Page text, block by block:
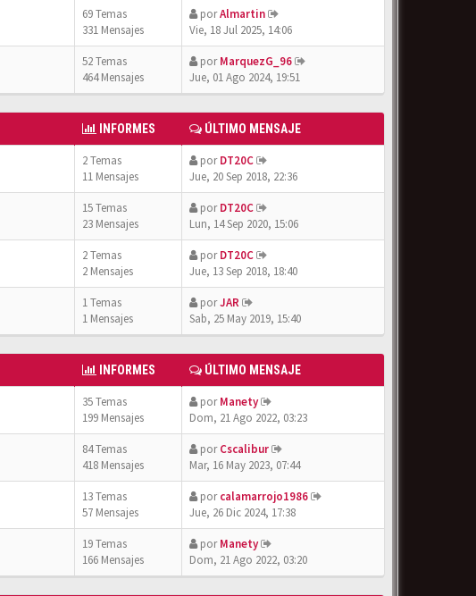
69 Temas
331 Mensajes
porAlmartin
Vie, 18 Jul 2025, 14:06
52 Temas
464 Mensajes
porMarquezG_96
Jue, 01 Ago 2024, 19:51
INFORMES ÚLTIMO MENSAJE
2 Temas
11 Mensajes
porDT20C
Jue, 20 Sep 2018, 22:36
15 Temas
23 Mensajes
porDT20C
Lun, 14 Sep 2020, 15:06
2 Temas
2 Mensajes
porDT20C
Jue, 13 Sep 2018, 18:40
1 Temas
1 Mensajes
porJAR
Sab, 25 May 2019, 15:40
INFORMES ÚLTIMO MENSAJE
35 Temas
199 Mensajes
porManety
Dom, 21 Ago 2022, 03:23
84 Temas
418 Mensajes
porCscalibur
Mar, 16 May 2023, 07:44
13 Temas
57 Mensajes
porcalamarrojo1986
Jue, 26 Dic 2024, 17:38
19 Temas
166 Mensajes
porManety
Dom, 21 Ago 2022, 03:20